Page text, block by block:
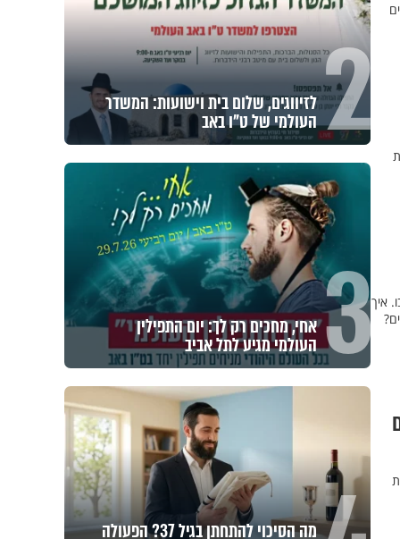
איך
2 לזיווגים, שלום בית וישועות: המשדר
העולמי של ט"ו באב
3 אחי, מחכים רק לך: יום התפילין
העולמי מגיע לתל אביב
מה הסיכוי להתחתן בגיל 37? הפעולה